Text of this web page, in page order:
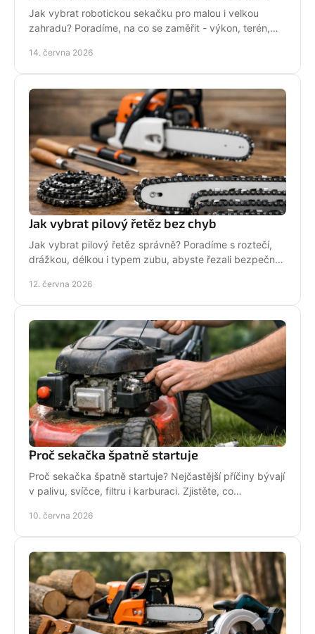
Jak vybrat robotickou sekačku pro malou i velkou
zahradu? Poradíme, na co se zaměřit - výkon, terén,
14. června 2026
Jak vybrat pilový řetěz bez chyb
Jak vybrat pilový řetěz správně? Poradíme s roztečí,
drážkou, délkou i typem zubu, abyste řezali bezpečně,
12. června 2026
Proč sekačka špatně startuje
Proč sekačka špatně startuje? Nejčastější příčiny bývají
v palivu, svíčce, filtru i karburaci. Zjistěte, co
10. června 2026